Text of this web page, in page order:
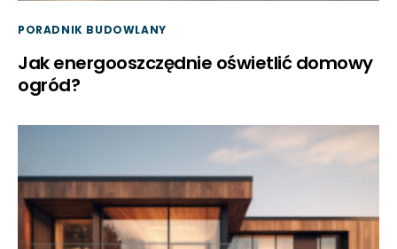
PORADNIK BUDOWLANY
Jak energooszczędnie oświetlić domowy
ogród?